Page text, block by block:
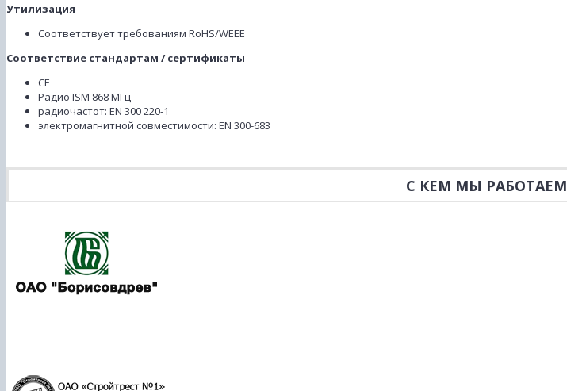
Утилизация
Соответствует требованиям RoHS/WEEE
Соответствие стандартам / сертификаты
СЕ
Радио ISM 868 МГц
радиочастот: EN 300 220-1
электромагнитной совместимости: EN 300-683
С КЕМ МЫ РАБОТАЕМ